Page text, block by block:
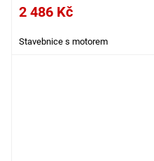
2 486 Kč
Stavebnice s motorem